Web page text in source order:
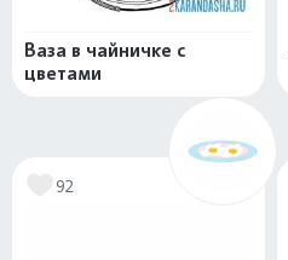
Ваза в чайничке с
цветами
92